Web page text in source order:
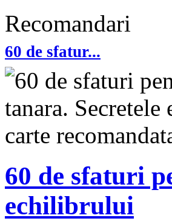
Recomandari
60 de sfatur...
60 de sfaturi
echilibrului